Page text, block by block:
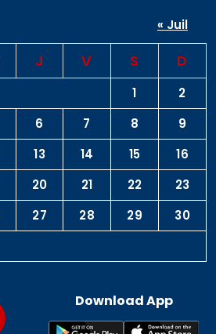
J V S D
1
2
6 7 8
9
13 14 15
16
20 21 22
23
27 28 29
30
« Juil
Download App